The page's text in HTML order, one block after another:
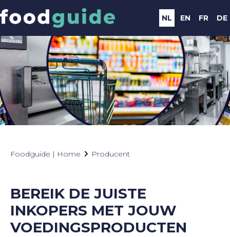
NL EN FR DE
Foodguide | Home Producent
BEREIK DE JUISTE
INKOPERS MET JOUW
VOEDINGSPRODUCTEN